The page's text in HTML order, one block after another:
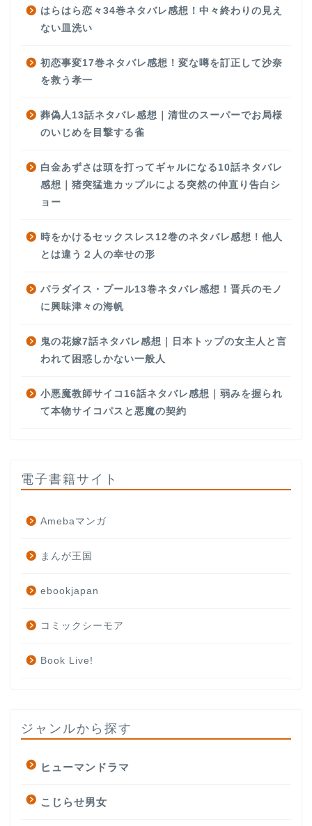
はらはら恋々34巻ネタバレ感想！中々終わりの見え
ない皿洗い
初恋事変17巻ネタバレ感想！変な噂を訂正して沙奈
を救う孝一
葬偽人13話ネタバレ感想｜清世のスーパーでお局様
のいじめを目撃する雀
白金あずさは頭を打ってギャルになる10話ネタバレ
感想｜猪突猛進カップルによる突然の仲直り告白シ
ョー
時をかけるセックスレス12巻のネタバレ感想！他人
とは違う２人の幸せの形
パラダイス・プール13巻ネタバレ感想！晋兵のモノ
に興味津々の海帆
鬼の花嫁7話ネタバレ感想｜日本トップの女主人と言
われて困惑しかない一般人
小悪魔教師サイコ16話ネタバレ感想｜弱みを握られ
て本物サイコパスと悪魔の契約
電子書籍サイト
Amebaマンガ
まんが王国
ebookjapan
コミックシーモア
Book Live!
ジャンルから探す
ヒューマンドラマ
こじらせ男女